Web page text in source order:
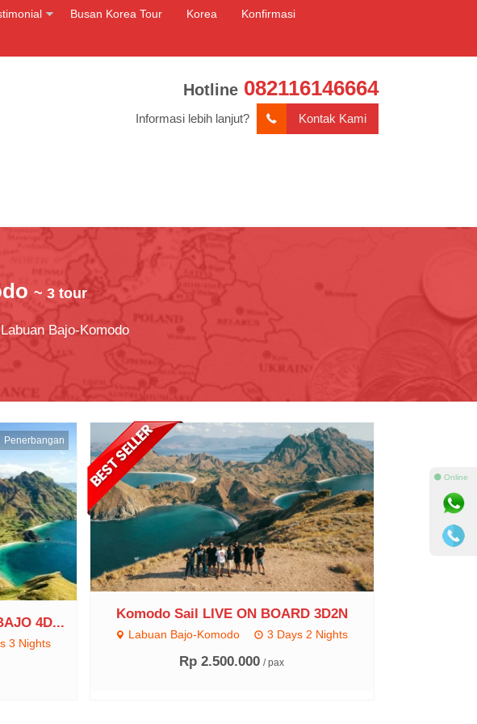
Busan Korea Tour Korea Konfirmasi
Hotline 082116146664
Informasi lebih lanjut? Kontak Kami
~ 3 tour
Bajo-Komodo
4D...
3 Nights
Penerbangan
Komodo Sail LIVE ON BOARD 3D2N
Labuan Bajo-Komodo 3 Days 2 Nights
Rp 2.500.000 / pax
⚫ Online